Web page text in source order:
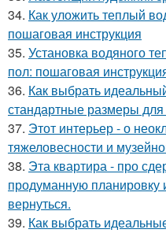
34. Как уложить теплый
пошаговая инструкция
35. Установка водяного
пол: пошаговая
36. Как выбрать
стандартные размеры
37. Этот интерьер - о
тяжеловесности и
38. Эта квартира - про
продуманную планировку
вернуться.
39. Как выбрать